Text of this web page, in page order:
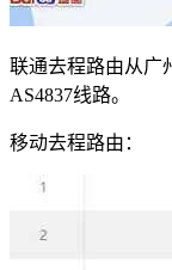
联通去程路由从广
AS4837线路。
移动去程路由：